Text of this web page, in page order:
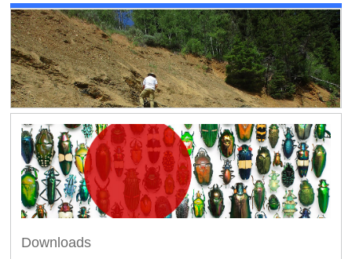
Downloads